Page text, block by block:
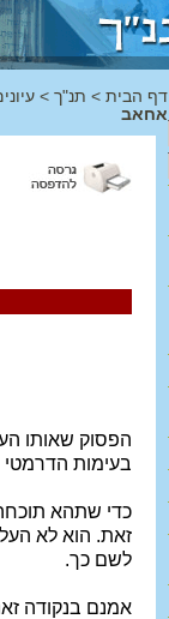
דף הבית > תנ"ך >
אחאב
הפסוק שאותו
בעימות הדרמטי
כדי שתהא
זאת. הוא לא
לשם כך.
אמנם בנקודה